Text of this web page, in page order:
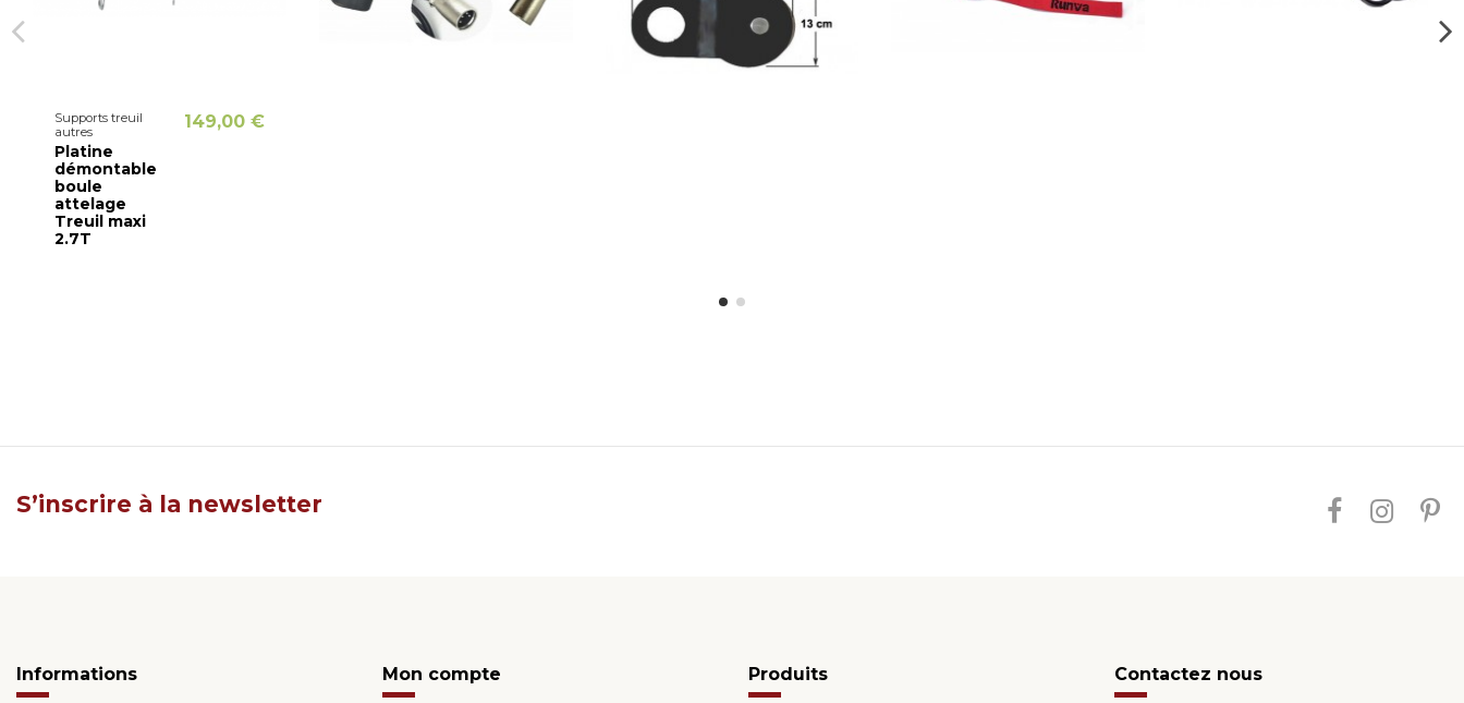
Supports treuil
autres
Platine
démontable
boule
attelage
Treuil maxi
2.7T
149,00 €
S’inscrire à la newsletter
Informations Mon compte Produits Contactez nous